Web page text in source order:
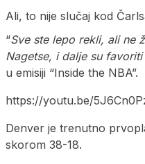
Ali, to nije slučaj kod
“Sve ste lepo rekli, ali ne
Nagetse, i dalje su
u emisiji “Inside the NBA”.
https://youtu.be/
Denver je trenutno
skorom 38-18.